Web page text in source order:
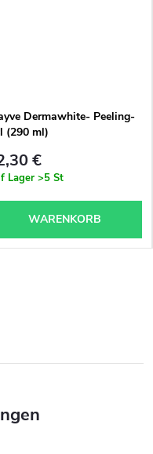
Dermawhite- Peeling-
(290 ml)
€
Lager >5 St
WARENKORB